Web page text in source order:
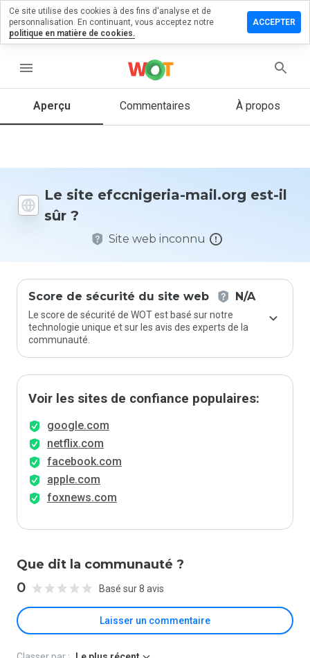
menu
Aperçu Commentaires À propos
Le site efccnigeria-mail.org est-il
sûr ?
Site web inconnu
Score de sécurité du site web N/A
Le score de sécurité de WOT est basé sur notre
technologie unique et sur les avis des experts de la
communauté.
Voir les sites de confiance populaires:
google.com
netflix.com
facebook.com
apple.com
foxnews.com
Que dit la communauté ?
0 Basé sur 8 avis
Laisser un commentaire
un
note entre
donneriez-
vous à ce
site ?
Ce site utilise des cookies à des fins d'analyse et de
personnalisation. En continuant, vous acceptez notre
politique en matière de cookies.
ACCEPTER